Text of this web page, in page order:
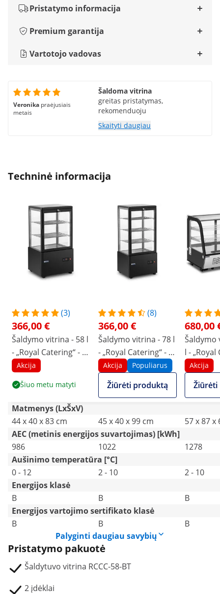
Pristatymo informacija
Premium garantija
Vartotojo vadovas
Veronika praėjusiais
metais
Šaldoma vitrina
greitas pristatymas,
rekomenduoju
Skaityti daugiau
Techninė informacija
(3)
366,00 €
Šaldymo vitrina - 58 l
- „Royal Catering“ - 3
lygiai - juoda -
Akcija
Šiuo metu matyti
(8)
366,00 €
Šaldymo vitrina - 78 l
- „Royal Catering“ - 3
lygiai - juoda -
užrakinama
Akcija Populiarus
Žiūrėti produktą
680,00
Šaldymo
l - „Royal
lygiai -
plienas
Akcija
Matmenys (LxŠxV)
44 x 40 x 83 cm
45 x 40 x 99 cm
57 x 87 x
AEC (metinis energijos suvartojimas) [kWh]
986
1022
1278
Aušinimo temperatūra [°C]
0 - 12
2 - 10
2 - 10
Energijos klasė
B
B
B
Energijos vartojimo sertifikato klasė
B
B
B
Palyginti daugiau savybių
Pristatymo pakuotė
Šaldytuvo vitrina RCCC-58-BT
2 įdėklai